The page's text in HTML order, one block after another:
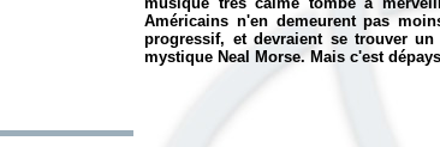
Américains n'en demeurent pas
progressif, et devraient se trouver
mystique Neal Morse. Mais c'est